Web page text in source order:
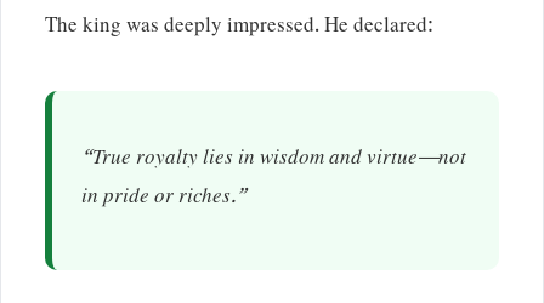
The king was deeply impressed. He declared:
“True royalty lies in wisdom and virtue—not
in pride or riches.”